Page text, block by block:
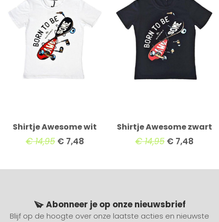
Shirtje Awesome wit
€14,95 €7,48
Shirtje Awesome zwart
€14,95 €7,48
Abonneer je op onze nieuwsbrief
Blijf op de hoogte over onze laatste acties en nieuwste